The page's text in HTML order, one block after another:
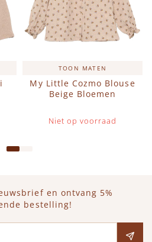
TOON MATEN
My Little Cozmo Blouse
Beige Bloemen
Niet op voorraad
en ontvang 5%
bestelling!